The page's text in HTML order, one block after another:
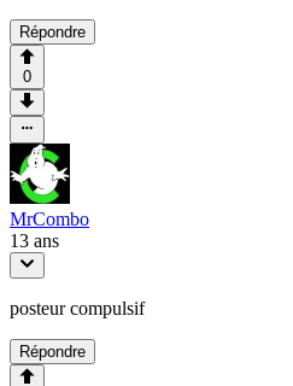
Répondre
0
MrCombo
13 ans
posteur compulsif
Répondre